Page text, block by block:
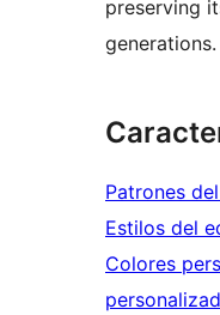
preserving
generations.
Patrones
Estilos del
Colores